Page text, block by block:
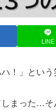
LINE
！」という
まった…そ